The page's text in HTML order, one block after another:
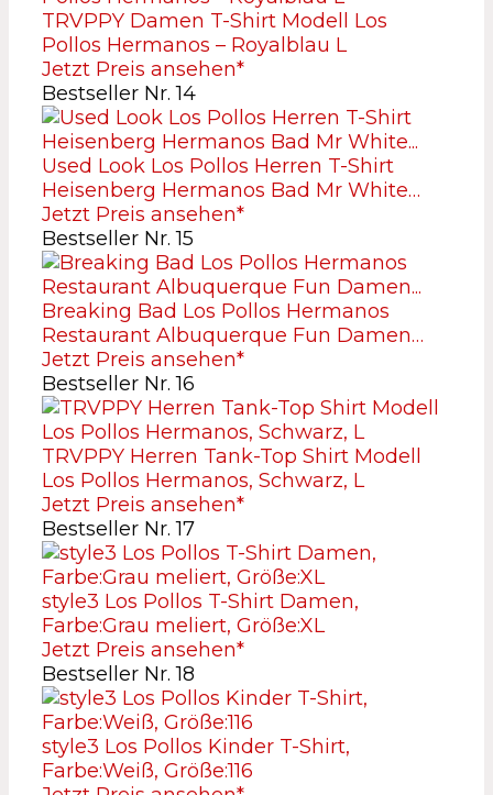
TRVPPY Damen T-Shirt Modell Los
Pollos Hermanos – Royalblau L
Jetzt Preis ansehen*
Bestseller Nr. 14
Used Look Los Pollos Herren T-Shirt
Heisenberg Hermanos Bad Mr White…
Jetzt Preis ansehen*
Bestseller Nr. 15
Breaking Bad Los Pollos Hermanos
Restaurant Albuquerque Fun Damen…
Jetzt Preis ansehen*
Bestseller Nr. 16
TRVPPY Herren Tank-Top Shirt Modell
Los Pollos Hermanos, Schwarz, L
Jetzt Preis ansehen*
Bestseller Nr. 17
style3 Los Pollos T-Shirt Damen,
Farbe:Grau meliert, Größe:XL
Jetzt Preis ansehen*
Bestseller Nr. 18
style3 Los Pollos Kinder T-Shirt,
Farbe:Weiß, Größe:116